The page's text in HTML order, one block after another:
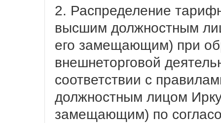
2. Распределение
высшим должностным
его замещающим) при
внешнеторговой
соответствии с
должностным лицом
замещающим) по